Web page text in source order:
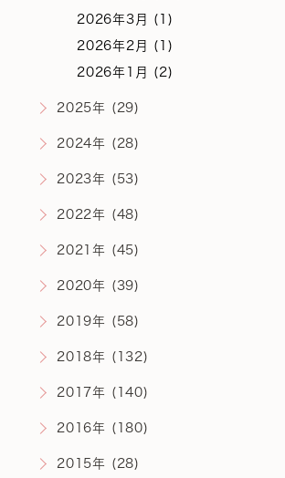
2026年3月 (1)
2026年2月 (1)
2026年1月 (2)
2025年 (29)
2024年 (28)
2023年 (53)
2022年 (48)
2021年 (45)
2020年 (39)
2019年 (58)
2018年 (132)
2017年 (140)
2016年 (180)
2015年 (28)